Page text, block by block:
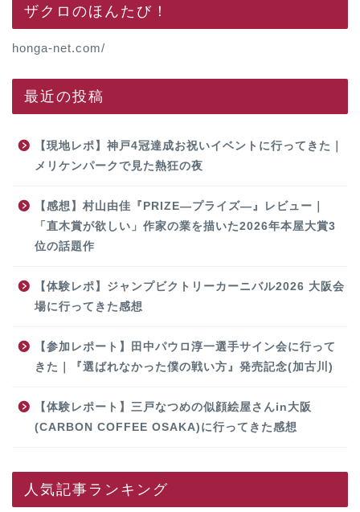
ザクロのほんたび！
honga-net.com/
最近の投稿
【現地レポ】神戸4冠達成お祝いイベントに行ってきた｜
メリケンパークで見た熱狂の夜
【感想】村山由佳『PRIZE―プライズ―』レビュー｜
「直木賞が欲しい」作家の業を描いた2026年本屋大賞3
位の話題作
【体験レポ】ジャンプビクトリーカーニバル2026 大阪会
場に行ってきた感想
【参加レポート】田中パウロ淳一選手サイン会に行って
きた｜『選ばれなかった僕の戦い方』発売記念(加古川)
【体験レポート】三戸なつめの似顔絵屋さんin大阪
(CARBON COFFEE OSAKA)に行ってきた感想
人気記事ランキング